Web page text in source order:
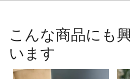
こんな商品にも
います